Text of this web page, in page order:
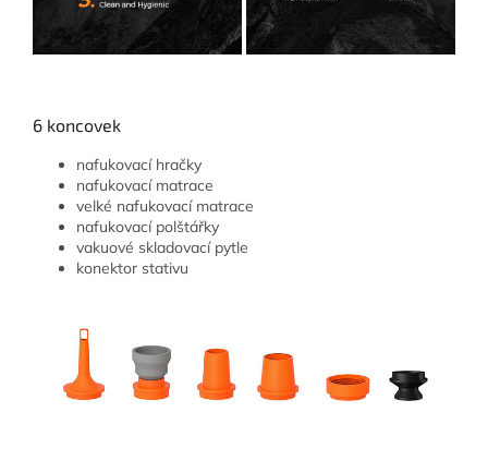
6 koncovek
nafukovací hračky
nafukovací matrace
velké nafukovací matrace
nafukovací polštářky
vakuové skladovací pytle
konektor stativu